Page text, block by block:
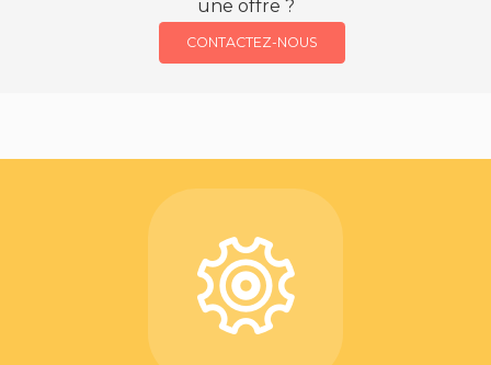
une offre ?
CONTACTEZ-NOUS